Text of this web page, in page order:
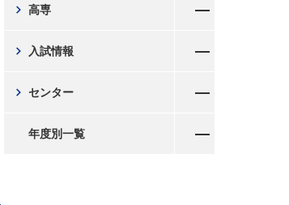
高専
chevron_right
入試情報
chevron_right
センター
chevron_right
年度別一覧